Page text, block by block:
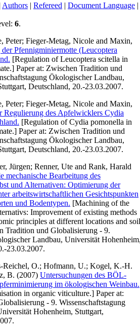
Authors | Refereed | Document Language |
6.
Peter; Fieger-Metag, Nicole and Maxin,
Pfennigminiermotte (Leucoptera
[Regulation of Leucoptera scitella in
Paper at: Zwischen Tradition und
Ökologischer Landbau,
Deutschland, 20.-23.03.2007.
Peter; Fieger-Metag, Nicole and Maxin,
Regulierung des Apfelwicklers Cydia
[Regulation of Cydia pomonella in
Paper at: Zwischen Tradition und
Ökologischer Landbau,
Deutschland, 20.-23.03.2007.
Jürgen; Renner, Ute and Rank, Harald
mechanische Bearbeitung des
und Alternativen: Optimierung der
arbeitswirtschaftlichen Gesichtspunkten
und Bodentypen. [Machining of the
Improvement of existing methods
principles at different locations and soil
Tradition und Globalisierung - 9.
Landbau, Universität
23.03.2007.
Reichel, O.; Hofmann, U.; Kogel, K.-H.
B. (2007) Untersuchungen des BÖL-
im ökologischen Weinbau.
in organic viticulture.] Paper at:
- 9. Wissenschaftstagung
Hohenheim, Stuttgart,